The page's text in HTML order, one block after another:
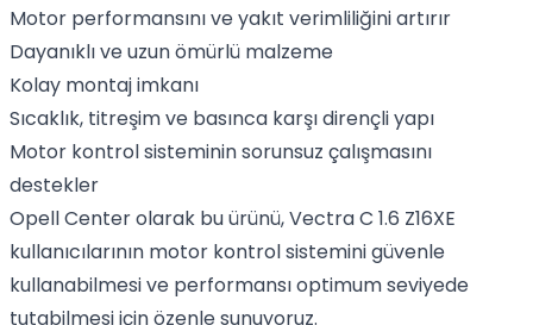
Motor performansını ve yakıt verimliliğini artırır
Dayanıklı ve uzun ömürlü malzeme
Kolay montaj imkanı
Sıcaklık, titreşim ve basınca karşı dirençli yapı
Motor kontrol sisteminin sorunsuz çalışmasını
destekler
Opell Center olarak bu ürünü, Vectra C 1.6 Z16XE
kullanıcılarının motor kontrol sistemini güvenle
kullanabilmesi ve performansı optimum seviyede
tutabilmesi için özenle sunuyoruz.